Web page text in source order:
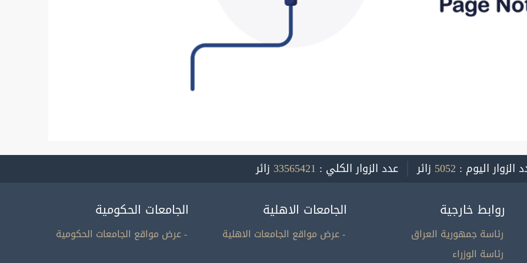
الزوار اليوم : 5052 زائر عدد الزوار الكلي : 33565421 زائر
روابط خارجية
رئاسة جمهورية العراق
رئاسة الوزراء
الجامعات الاهلية
- عرض مواقع الجامعات الاهلية
الجامعات الحكومية
- عرض مواقع الجامعات الحكومية